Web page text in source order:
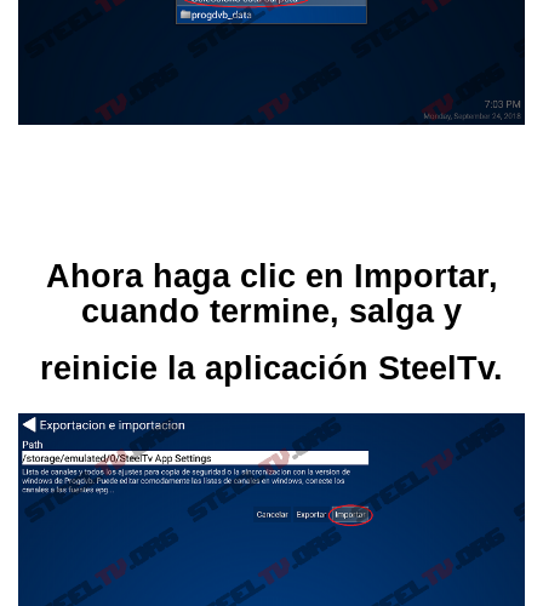
Ahora haga clic en Importar,
cuando termine, salga y
reinicie la aplicación SteelTv.